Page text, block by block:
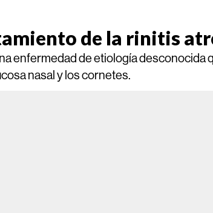
de la rinitis
enfermedad de etiología desconocida
nasal y los cornetes.